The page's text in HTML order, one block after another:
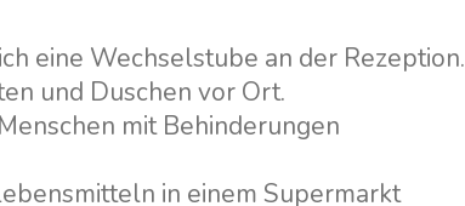
eine Wechselstube an der Rezeption.
und Duschen vor Ort.
mit Behinderungen
in einem Supermarkt
Yachtcharter
Destinations
Segelregion Zadar